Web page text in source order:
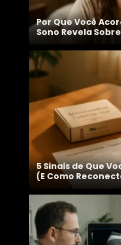
Por Que Você
Sono Revela
5 Sinais de Que
(E Como